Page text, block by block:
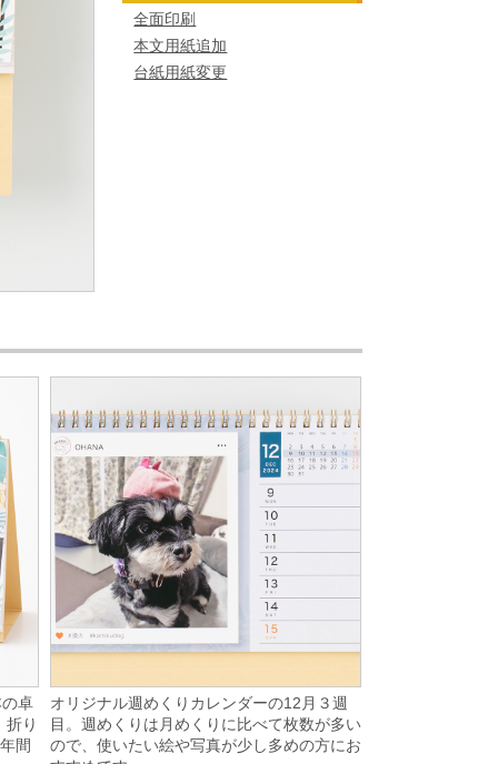
全面印刷
本文用紙追加
台紙用紙変更
卓
折り
間
オリジナル週めくりカレンダーの12月３週
目。週めくりは月めくりに比べて枚数が多い
ので、使いたい絵や写真が少し多めの方にお